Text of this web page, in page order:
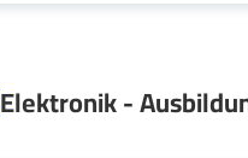
Elektronik -